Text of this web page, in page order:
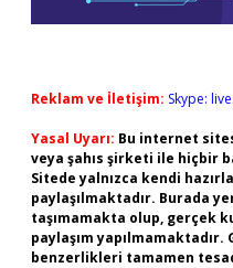
Reklam ve İletişim: Skype:
Yasal Uyarı: Bu internet
veya şahıs şirketi ile hiçbir
Sitede yalnızca kendi
paylaşılmaktadır. Burada
taşımamakta olup, gerçek
paylaşım
benzerlikleri tamamen